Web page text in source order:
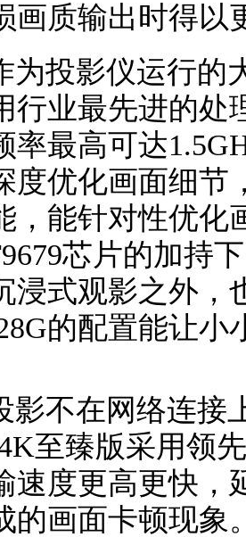
画质输出时得以
为投影仪运行的
行业最先进的
率最高可达
度优化画面细节
，能针对性优化
芯片的加持
浸式观影之外，
的配置能让
影不在网络连接
至臻版采用领
速度更高更快，
的画面卡顿现象